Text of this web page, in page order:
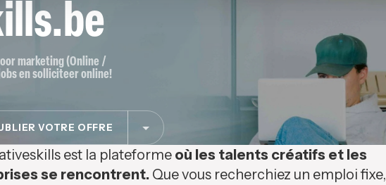
marketing (Online /
en solliciteer online!
VOTRE OFFRE
est la plateforme où les talents créatifs et les
se rencontrent. Que vous recherchiez un emploi fixe,